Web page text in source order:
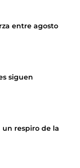
entre agosto
siguen
respiro de la